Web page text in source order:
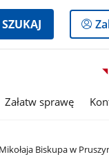
SZUKAJ
do
Załatw sprawę
Biskupa w